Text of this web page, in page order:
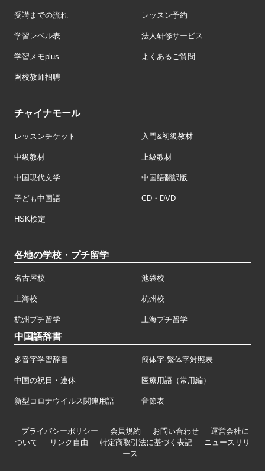
受講までの流れ レッスン予約
学習レベル表 法人研修サービス
学習メモplus よくあるご質問
网校教师招聘
チャイナモール
レッスンチケット 入門&初級教材
中級教材 上級教材
中国現代文学 中国語翻訳版
子ども中国語 CD・DVD
HSK検定
各地の学校・プチ留学
名古屋校 池袋校
上海校 杭州校
杭州プチ留学 上海プチ留学
中国語辞書
多音字学習辞書 簡体字·繁体字対照表
中国の祝日・連休 医療用語（常用編）
新型コロナウイルス関連用語 音節表
プライバシーポリシー 会員規約 お問い合わせ
運営会社に
ついて
リンク自由 特定商取引法に基づく表記
ニュースリリ
ース